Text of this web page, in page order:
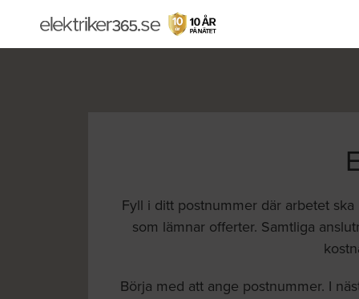
Fyll i ditt postnummer där arbetet
som lämnar offerter. Samtliga
Börja med att ange postnummer. I